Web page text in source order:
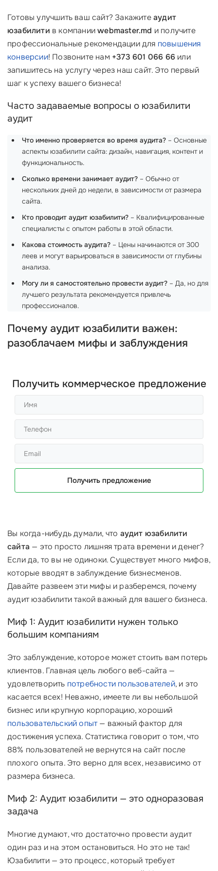
Готовы улучшить ваш сайт? Закажитеаудит
юзабилити в компанииwebmaster.md и получите
профессиональные рекомендации для повышения
конверсии! Позвоните нам +373 601 066 66 или
запишитесь на услугу через наш сайт. Это первый
шаг к успеху вашего бизнеса!
Часто задаваемые вопросы о юзабилити
аудит
Что именно проверяется во время аудита? – Основные
аспекты юзабилити сайта: дизайн, навигация, контент и
функциональность.
Сколько времени занимает аудит? – Обычно от
нескольких дней до недели, в зависимости от размера
сайта.
Кто проводит аудит юзабилити? – Квалифицированные
специалисты с опытом работы в этой области.
Какова стоимость аудита? – Цены начинаются от 300
леев и могут варьироваться в зависимости от глубины
анализа.
Могу ли я самостоятельно провести аудит? – Да, но для
лучшего результата рекомендуется привлечь
профессионалов.
Почему аудит юзабилити важен:
разоблачаем мифы и заблуждения
Получить коммерческое предложение
Получить предложение
Вы когда-нибудь думали, что аудит юзабилити
сайта — это просто лишняя трата времени и денег?
Если да, то вы не одиноки. Существует много мифов,
которые вводят в заблуждение бизнесменов.
Давайте развеем эти мифы и разберемся, почему
аудит юзабилити такой важный для вашего бизнеса.
Миф 1: Аудит юзабилити нужен только
большим компаниям
Это заблуждение, которое может стоить вам потерь
клиентов. Главная цель любого веб-сайта —
удовлетворить потребности пользователей, и это
касается всех! Неважно, имеете ли вы небольшой
бизнес или крупную корпорацию, хороший
пользовательский опыт— важный фактор для
достижения успеха. Статистика говорит о том, что
88% пользователей не вернутся на сайт после
плохого опыта. Это верно для всех, независимо от
размера бизнеса.
Миф 2: Аудит юзабилити — это одноразовая
задача
Многие думают, что достаточно провести аудит
один раз и на этом остановиться. Но это не так!
Юзабилити — это процесс, который требует